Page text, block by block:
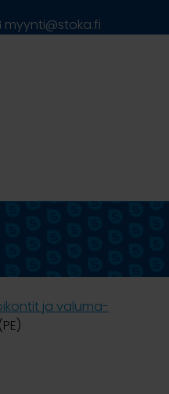
myynti@stoka.fi
ja valuma-